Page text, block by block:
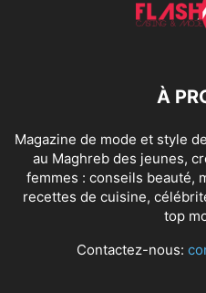
À
Magazine de mode et style
au Maghreb des jeunes,
femmes : conseils beauté,
recettes de cuisine,
top
Contactez-nous: